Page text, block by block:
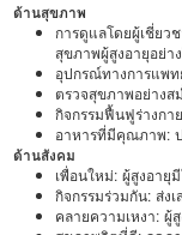
ด้านสุขภาพ
การดูแลโดยผู้เชี่ย
สุขภาพผู้สูงอายุอย่า
อุปกรณ์ทางการแพ
ตรวจสุขภาพอย่างส
กิจกรรมฟื้นฟูร่างกา
อาหารที่มีคุณภาพ:
ด้านสังคม
เพื่อนใหม่: ผู้สูงอายุ
กิจกรรมร่วมกัน: ส่ง
คลายความเหงา: ผู้